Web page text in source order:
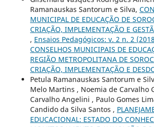
Ramanauskas Santorum e Silva,
MUNICIPAL DE EDUCAÇÃO DE
CRIAÇÃO, IMPLEMENTAÇÃO E
, Ensaios Pedagógicos: v. 2 n. 2
CONSELHOS MUNICIPAIS DE
REGIÃO METROPOLITANA DE
CRIAÇÃO, IMPLEMENTAÇÃO E
Petula Ramanauskas Santorum e
Melo Martins , Noemia de Carvalho
Carvalho Angelini , Paulo Gomes
Candido da Silva Santos ,
EDUCACIONAL: ESTADO DO